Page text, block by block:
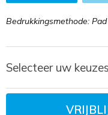
Bedrukkingsmethode:
Selecteer uw